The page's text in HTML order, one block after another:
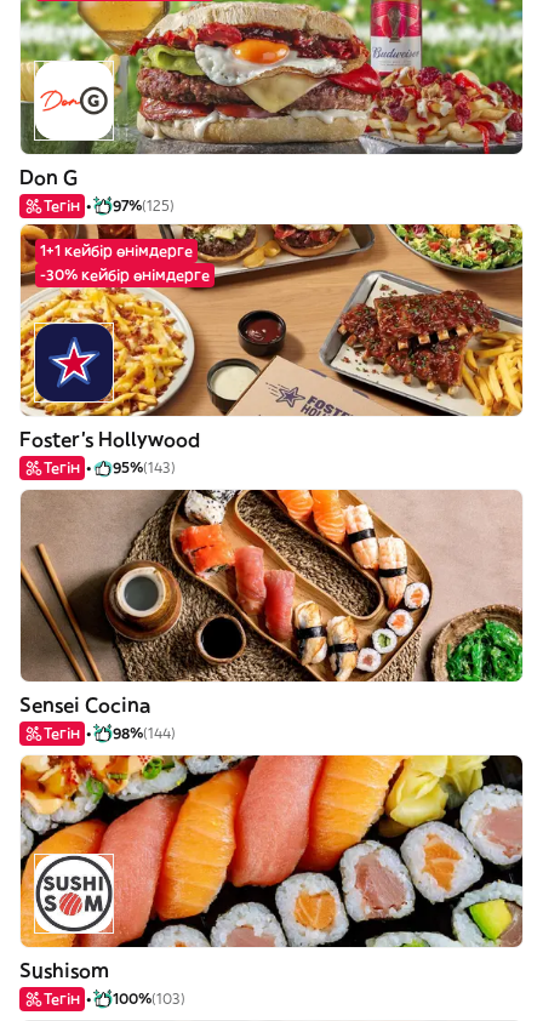
Don G
Тегін 97%(125)
1+1 кейбір өнімдерге
-30% кейбір өнімдерге
Foster's Hollywood
Тегін 95%(143)
Sensei Cocina
Тегін 98%(144)
Sushisom
Тегін 100%(103)